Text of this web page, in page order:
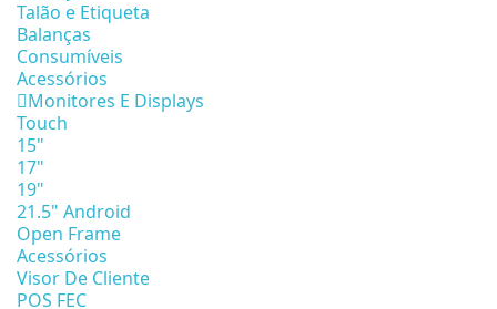
Talão e Etiqueta
Balanças
Consumíveis
Acessórios
Monitores E Displays
Touch
15"
17"
19"
21.5" Android
Open Frame
Acessórios
Visor De Cliente
POS FEC